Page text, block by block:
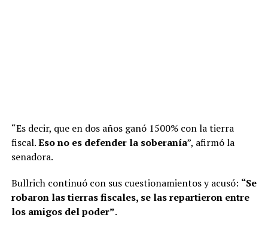
“Es decir, que en dos años ganó 1500% con la tierra
fiscal.Eso no es defender la soberanía”, afirmó la
senadora.
Bullrich continuó con sus cuestionamientos y acusó: “Se
robaron las tierras fiscales, se las repartieron entre
los amigos del poder”.